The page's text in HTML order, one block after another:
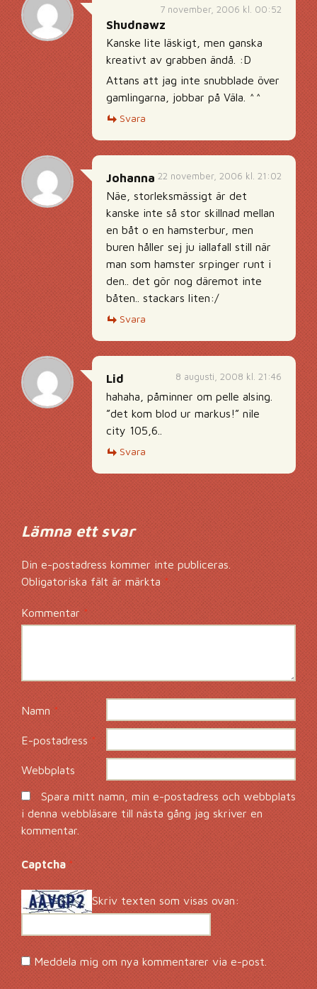
7 november, 2006 kl. 00:52
Shudnawz
Kanske lite läskigt, men ganska
kreativt av grabben ändå. :D
Attans att jag inte snubblade över
gamlingarna, jobbar på Väla. ^^
Svara
22 november, 2006 kl. 21:02
Johanna
Näe, storleksmässigt är det
kanske inte så stor skillnad mellan
en båt o en hamsterbur, men
buren håller sej ju iallafall still när
man som hamster srpinger runt i
den.. det gör nog däremot inte
båten.. stackars liten:/
Svara
8 augusti, 2008 kl. 21:46
Lid
hahaha, påminner om pelle alsing.
”det kom blod ur markus!” nile
city 105,6..
Svara
Lämna ett svar
Din e-postadress kommer inte publiceras.
Obligatoriska fält är märkta *
Kommentar*
Namn*
E-postadress*
Webbplats
Spara mitt namn, min e-postadress och webbplats
i denna webbläsare till nästa gång jag skriver en
kommentar.
Captcha *
Skriv texten som visas ovan:
Meddela mig om nya kommentarer via e-post.